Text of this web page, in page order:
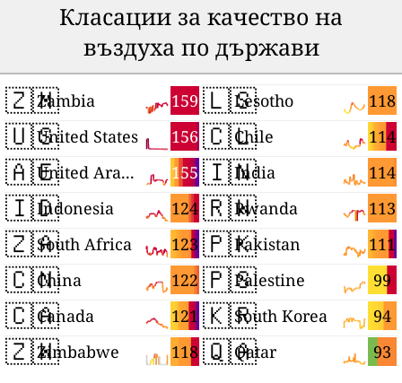
Класации за качество на
въздуха по държави
🇿🇲 159
Zambia
🇺🇸 156
United States
🇦🇪 155
United Arab Emirates
🇮🇩 124
Indonesia
🇿🇦 123
South Africa
🇨🇳 122
China
🇨🇦 121
Canada
🇿🇼 118
Zimbabwe
🇱🇸 118
Lesotho
🇨🇱 114
Chile
🇮🇳 114
India
🇷🇼 113
Rwanda
🇵🇰 111
Pakistan
🇵🇸 99
Palestine
🇰🇷 94
South Korea
🇶🇦 93
Qatar